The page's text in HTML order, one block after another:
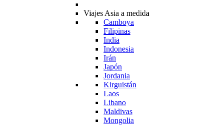
Viajes Asia a medida
Camboya
Filipinas
India
Indonesia
Irán
Japón
Jordania
Kirguistán
Laos
Libano
Maldivas
Mongolia